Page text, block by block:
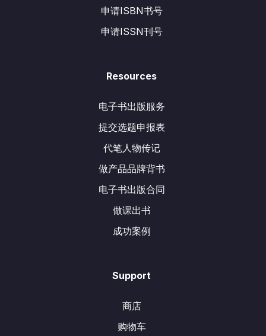
申请ISBN书号
申请ISSN刊号
Resources
电子书出版服务
提交选题申报表
代笔人物传记
做产品品牌背书
电子书出版合同
做课出书
成功案例
Support
商店
购物车